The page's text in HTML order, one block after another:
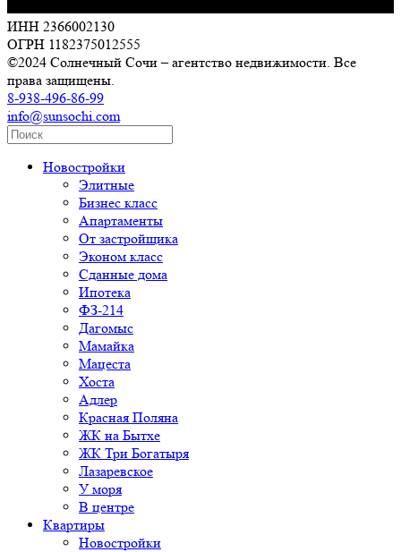
ИНН 2366002130
ОГРН 1182375012555
©2024 Солнечный Сочи – агентство недвижимости. Все
права защищены.
8-938-496-86-99
info@sunsochi.com
Новостройки
Элитные
Бизнес класс
Апартаменты
От застройщика
Эконом класс
Сданные дома
Ипотека
ФЗ-214
Дагомыс
Мамайка
Мацеста
Хоста
Адлер
Красная Поляна
ЖК на Бытхе
ЖК Три Богатыря
Лазаревское
У моря
В центре
Квартиры
Новостройки